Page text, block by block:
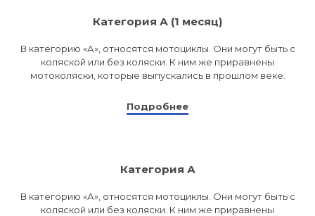
Категория А (1 месяц)
В категорию «А», относятся мотоциклы. Они могут быть с
коляской или без коляски. К ним же приравнены
мотоколяски, которые выпускались в прошлом веке.
Подробнее
Категория А
В категорию «А», относятся мотоциклы. Они могут быть с
коляской или без коляски. К ним же приравнены